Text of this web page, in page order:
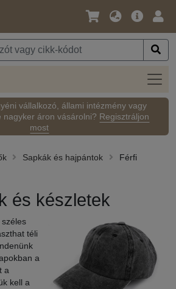
Nyelv
Pénznem
Fő
vállalkozó, állami intézmény vagy
nagyker áron vásárolni? Regisztráljon
most
Sapkák és hajpántok
Férfi
és készletek
téli
a
a
kell a